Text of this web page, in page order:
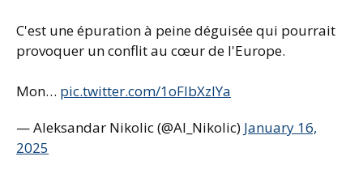
C'est une épuration à peine déguisée qui pourrait
provoquer un conflit au cœur de l'Europe.
Mon… pic.twitter.com/1oFIbXzIYa
— Aleksandar Nikolic (@Al_Nikolic) January 16,
2025